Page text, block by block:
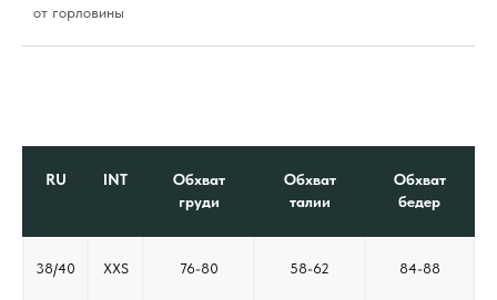
от горловины
RU INT
Обхват
груди
Обхват
талии
Обхват
бедер
38/40 XXS 76-80 58-62 84-88